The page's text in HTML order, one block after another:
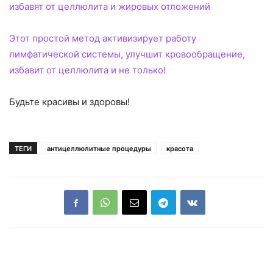
избавят от целлюлита и жировых отложений
Этот простой метод активизирует работу
лимфатической системы, улучшит кровообращение,
избавит от целлюлита и не только!
Будьте красивы и здоровы!
ТЕГИ антицеллюлитные процедуры красота